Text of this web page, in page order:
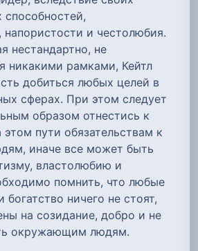
способностей,
напористости и честолюбия.
нестандартно, не
никакими рамками, Кейтл
добиться любых целей в
сферах. При этом следует
образом отнестись к
пути обязательствам к
иначе все может быть
властолюбию и
помнить, что любые
ничего не стоят,
на созидание, добро и не
окружающим людям.